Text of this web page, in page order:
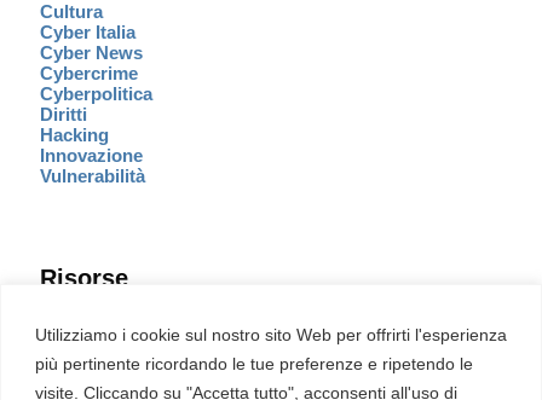
Utilizziamo i cookie sul nostro sito Web per offrirti l'esperienza
più pertinente ricordando le tue preferenze e ripetendo le
visite. Cliccando su "Accetta tutto", acconsenti all'uso di
Cultura
Cyber Italia
Cyber News
Cybercrime
Cyberpolitica
Diritti
Hacking
Innovazione
Vulnerabilità
Risorse
Eventi
Fumetto Cyber
Newsletter